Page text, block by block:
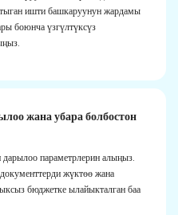
ишти башкаруунун жардамы
боюнча үзгүлтүксүз
жана убара болбостон
параметрлерин алыңыз.
жүктөө жана
бюджетке ылайыкталган баа